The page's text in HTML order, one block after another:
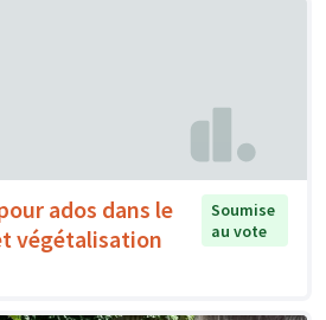
ados dans le
végétalisation
Soumise
au vote